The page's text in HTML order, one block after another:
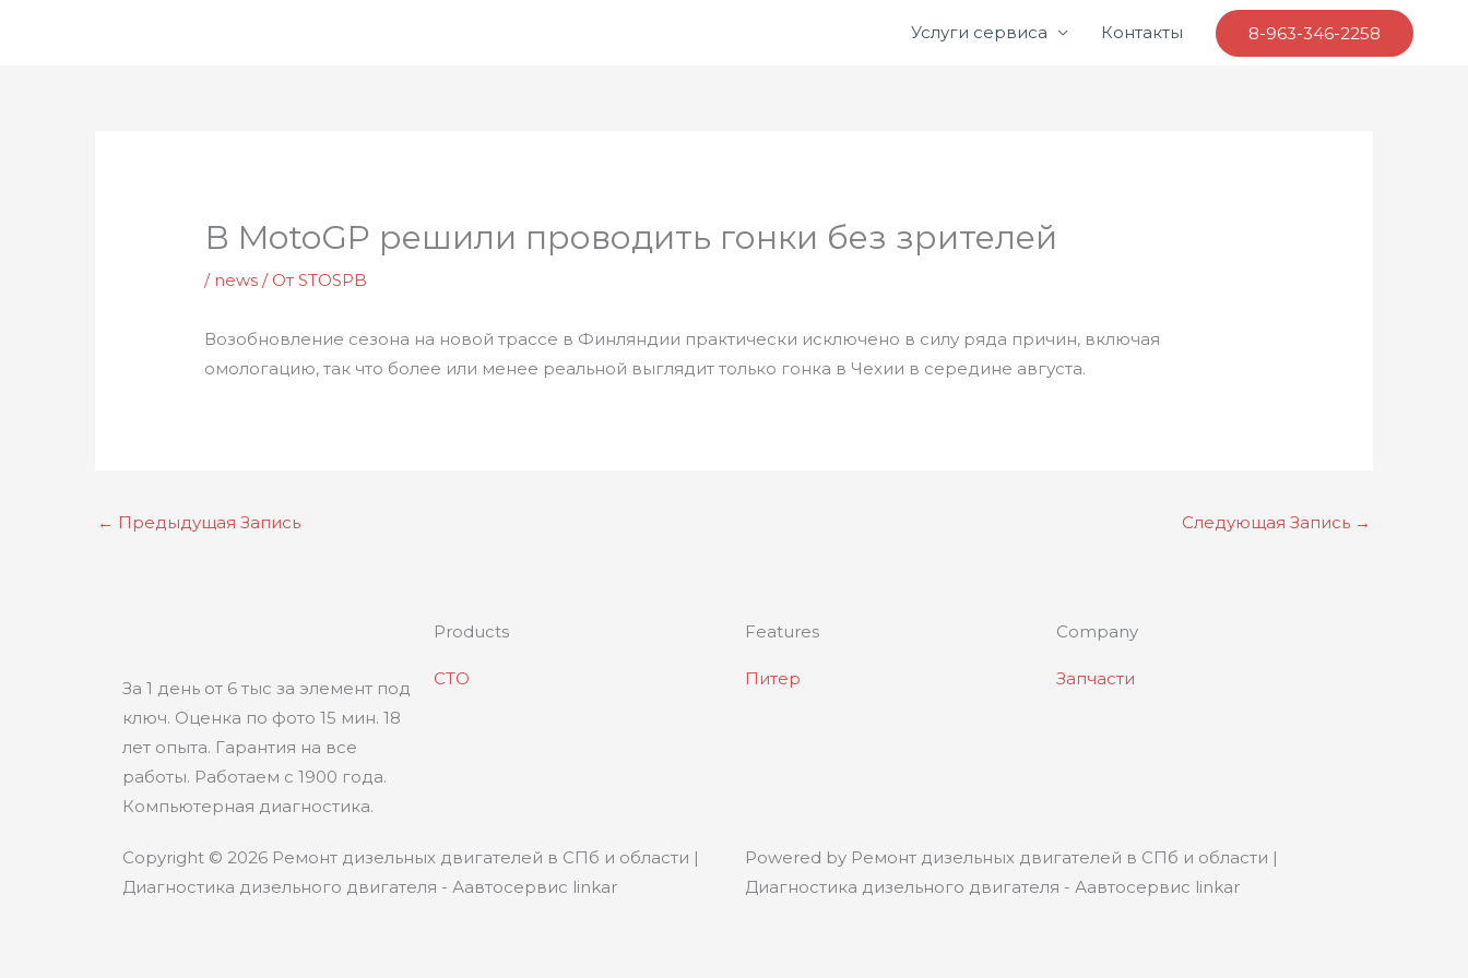
Услуги сервиса Контакты 8-963-346-2258
В MotoGP решили проводить гонки без зрителей
/ news / ОтSTOSPB
Возобновление сезона на новой трассе в Финляндии практически исключено в силу ряда причин, включая
омологацию, так что более или менее реальной выглядит только гонка в Чехии в середине августа.
← Предыдущая Запись Следующая Запись →
За 1 день от 6 тыс за элемент под
ключ. Оценка по фото 15 мин. 18
лет опыта. Гарантия на все
работы. Работаем с 1900 года.
Компьютерная диагностика.
Products
СТО
Features
Питер
Company
Запчасти
Copyright © 2026 Ремонт дизельных двигателей в СПб и области |
Диагностика дизельного двигателя - Аавтосервис linkar
Powered by Ремонт дизельных двигателей в СПб и области |
Диагностика дизельного двигателя - Аавтосервис linkar